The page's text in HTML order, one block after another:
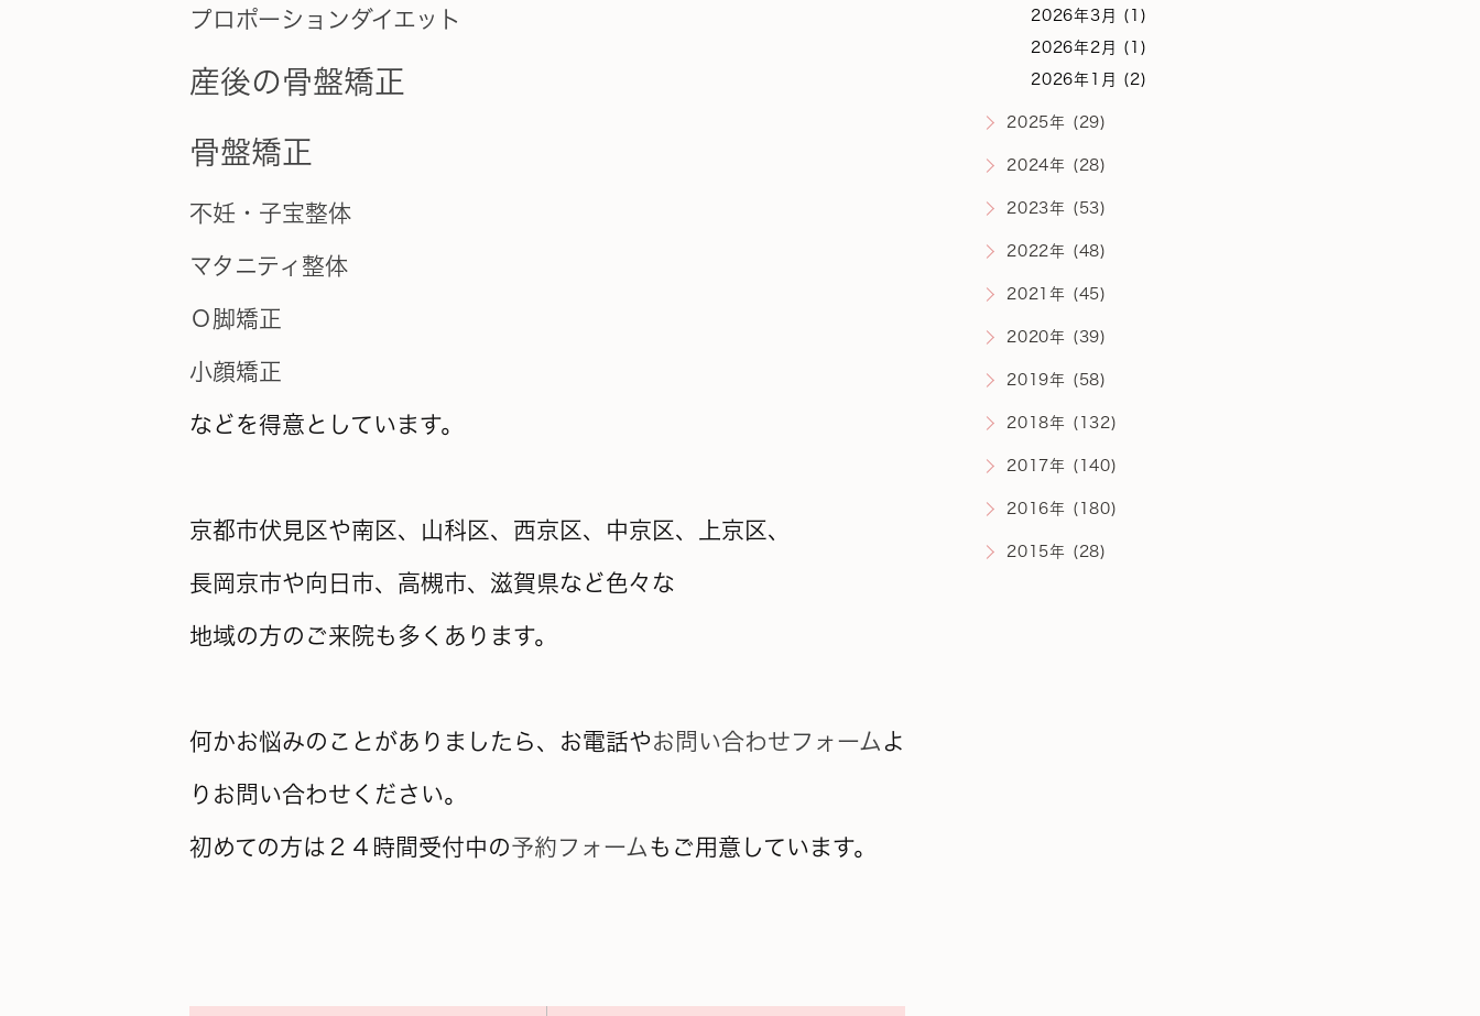
プロポーションダイエット
産後の骨盤矯正
骨盤矯正
不妊・子宝整体
マタニティ整体
Ｏ脚矯正
小顔矯正
などを得意としています。
京都市伏見区や南区、山科区、西京区、中京区、上京区、
長岡京市や向日市、高槻市、滋賀県など色々な
地域の方のご来院も多くあります。
何かお悩みのことがありましたら、お電話やお問い合わせフォーム よ
りお問い合わせください。
初めての方は２４時間受付中の予約フォーム もご用意しています。
2026年3月 (1)
2026年2月 (1)
2026年1月 (2)
2025年 (29)
2024年 (28)
2023年 (53)
2022年 (48)
2021年 (45)
2020年 (39)
2019年 (58)
2018年 (132)
2017年 (140)
2016年 (180)
2015年 (28)